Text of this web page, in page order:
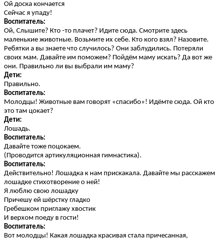
Ой доска кончается
Сейчас я упаду!
Воспитатель:
Ой, Слышите? Кто -то плачет? Идите сюда. Смотрите здесь
маленькие животные. Возьмите их себе. Кто кого взял? Назовите.
Ребятки а вы знаете что случилось? Они заблудились. Потеряли
своих мам. Давайте им поможем? Пойдём маму искать? Да вот же
они. Правильно ли вы выбрали им маму?
Дети:
Правильно.
Воспитатель:
Молодцы! Животные вам говорят «спасибо»! Идёмте сюда. Ой кто
это там цокает?
Дети:
Лошадь.
Воспитатель:
Давайте тоже поцокаем.
(Проводится артикуляционная гимнастика).
Воспитатель:
Действительно! Лошадка к нам прискакала. Давайте мы расскажем
лошадке стихотворение о ней!
Я люблю свою лошадку
Причешу ей шёрстку гладко
Гребешком приглажу хвостик
И верхом поеду в гости!
Воспитатель:
Вот молодцы! Какая лошадка красивая стала причесанная,